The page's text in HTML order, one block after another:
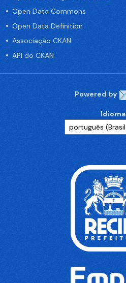
Open Data Commons
Open Data Definition
Associação CKAN
API do CKAN
Powered by
Idioma